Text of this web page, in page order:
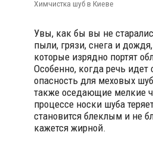
Химчистка шуб в Киеве
Увы, как бы вы не
пыли, грязи, снега и
которые изрядно портят
Особенно, когда речь
опасность для меховых
также оседающие мелкие
процессе носки шуба
становится блеклым и не
кажется жирной.